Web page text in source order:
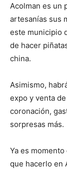
Acolman es un
artesanías sus
este municipio
de hacer
china.
Asimismo,
expo y venta
coronación,
sorpresas más.
Ya es
que hacerlo en